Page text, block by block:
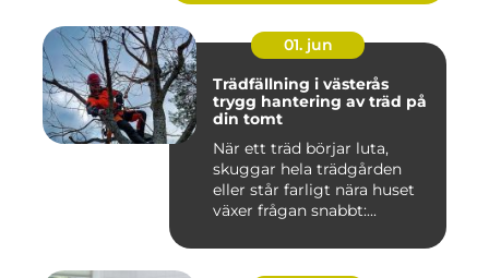
01. jun
Trädfällning i västerås
trygg hantering av träd på
din tomt
När ett träd börjar luta,
skuggar hela trädgården
eller står farligt nära huset
växer frågan snabbt:...